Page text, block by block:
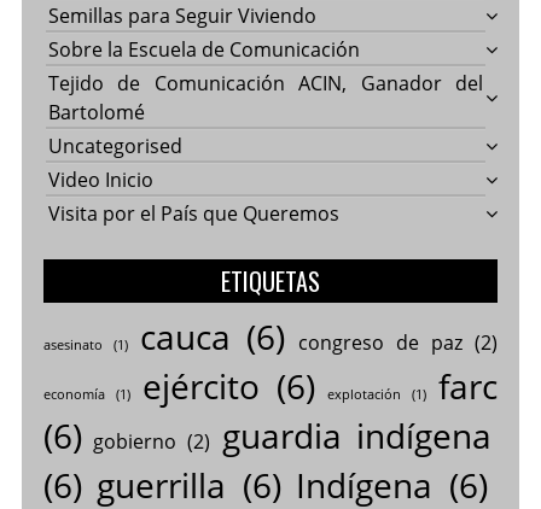
Semillas para Seguir Viviendo
Sobre la Escuela de Comunicación
Tejido de Comunicación ACIN, Ganador del
Bartolomé
Uncategorised
Video Inicio
Visita por el País que Queremos
ETIQUETAS
asesinato (1) cauca (6) congreso de paz(2)
economía(1) ejército (6) explotación (1)
farc
(6) gobierno (2) guardia indígena
(6) guerrilla (6) Indígena (6)